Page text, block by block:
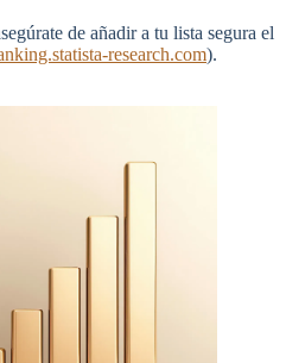
de añadir a tu lista segura el
research.com).